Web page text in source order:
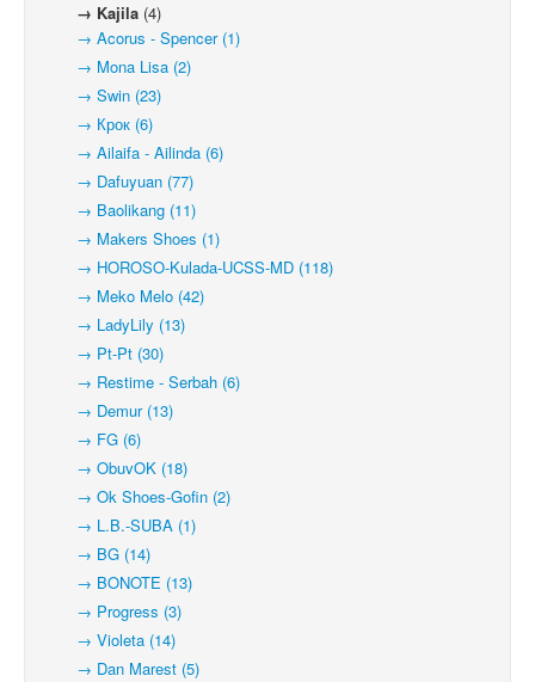
→ Kajila (4)
→ Acorus - Spencer (1)
→ Mona Lisa (2)
→ Swin (23)
→ Крок (6)
→ Ailaifa - Ailinda (6)
→ Dafuyuan (77)
→ Baolikang (11)
→ Makers Shoes (1)
→ HOROSO-Kulada-UCSS-MD (118)
→ Meko Melo (42)
→ LadyLily (13)
→ Pt-Pt (30)
→ Restime - Serbah (6)
→ Demur (13)
→ FG (6)
→ ObuvOK (18)
→ Ok Shoes-Gofin (2)
→ L.B.-SUBA (1)
→ BG (14)
→ BONOTE (13)
→ Progress (3)
→ Violeta (14)
→ Dan Marest (5)